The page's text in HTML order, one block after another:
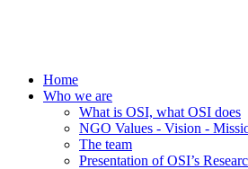
Home
Who we are
What is OSI, what OSI does
NGO Values - Vision -
The team
Presentation of OSI’s